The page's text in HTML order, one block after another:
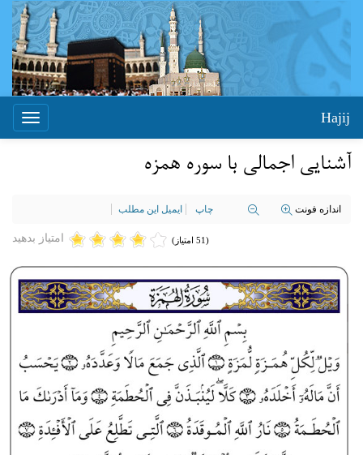
Toggle
Hajij
آشنایی اجمالي با سوره همزه
اندازه فونت چاپ ایمیل این مطلب
امتیاز بدهید (51 امتیاز)